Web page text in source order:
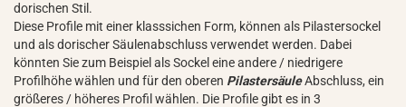
dorischen Stil.
Diese Profile mit einer klasssichen Form, können als Pilastersockel
und als dorischer Säulenabschluss verwendet werden. Dabei
könnten Sie zum Beispiel als Sockel eine andere / niedrigere
Profilhöhe wählen und für den oberen PilastersäuleAbschluss, ein
größeres / höheres Profil wählen. Die Profile gibt es in 3